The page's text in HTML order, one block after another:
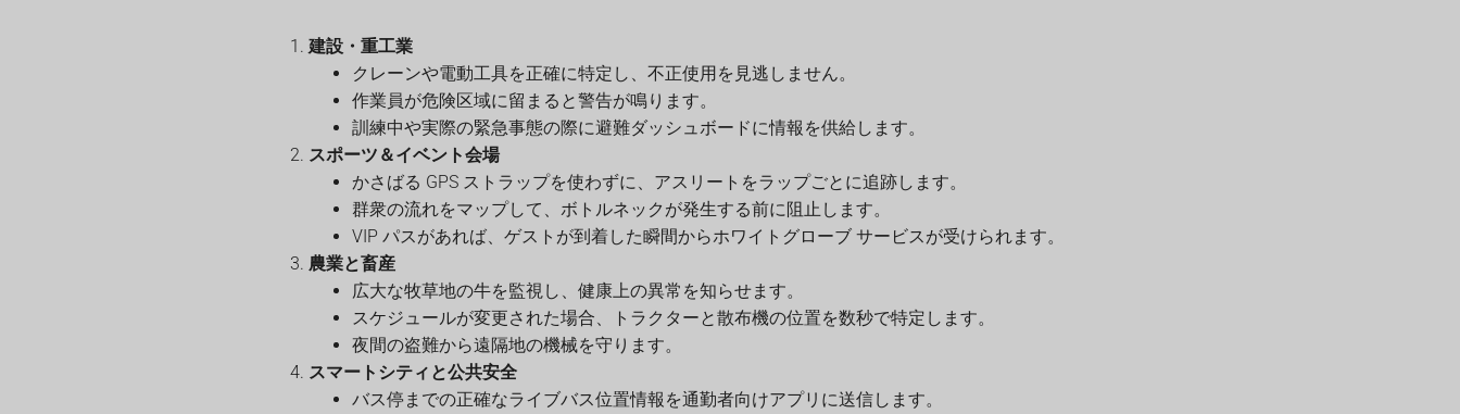
建設・重工業
クレーンや電動工具を正確に特定し、不正使用を見逃しません。
作業員が危険区域に留まると警告が鳴ります。
訓練中や実際の緊急事態の際に避難ダッシュボードに情報を供給します。
スポーツ＆イベント会場
かさばる GPS ストラップを使わずに、アスリートをラップごとに追跡します。
群衆の流れをマップして、ボトルネックが発生する前に阻止します。
VIP パスがあれば、ゲストが到着した瞬間からホワイトグローブ サービスが受けられます。
農業と畜産
広大な牧草地の牛を監視し、健康上の異常を知らせます。
スケジュールが変更された場合、トラクターと散布機の位置を数秒で特定します。
夜間の盗難から遠隔地の機械を守ります。
スマートシティと公共安全
バス停までの正確なライブバス位置情報を通勤者向けアプリに送信します。